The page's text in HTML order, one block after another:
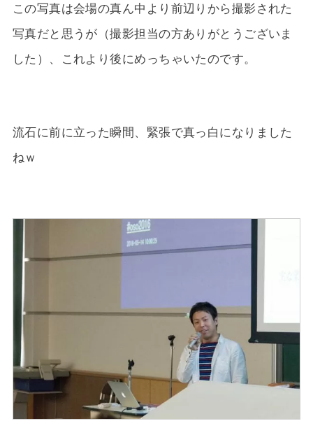
この写真は会場の真ん中より前辺りから撮影された
写真だと思うが（撮影担当の方ありがとうございま
した）、これより後にめっちゃいたのです。
流石に前に立った瞬間、緊張で真っ白になりました
ねｗ